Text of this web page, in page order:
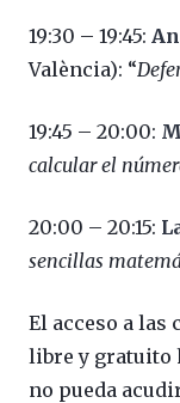
19:30 – 19:45:
València): “
19:45 – 20:00:
calcular el
20:00 – 20:15:
sencillas
El acceso a las
libre y gratuito
no pueda